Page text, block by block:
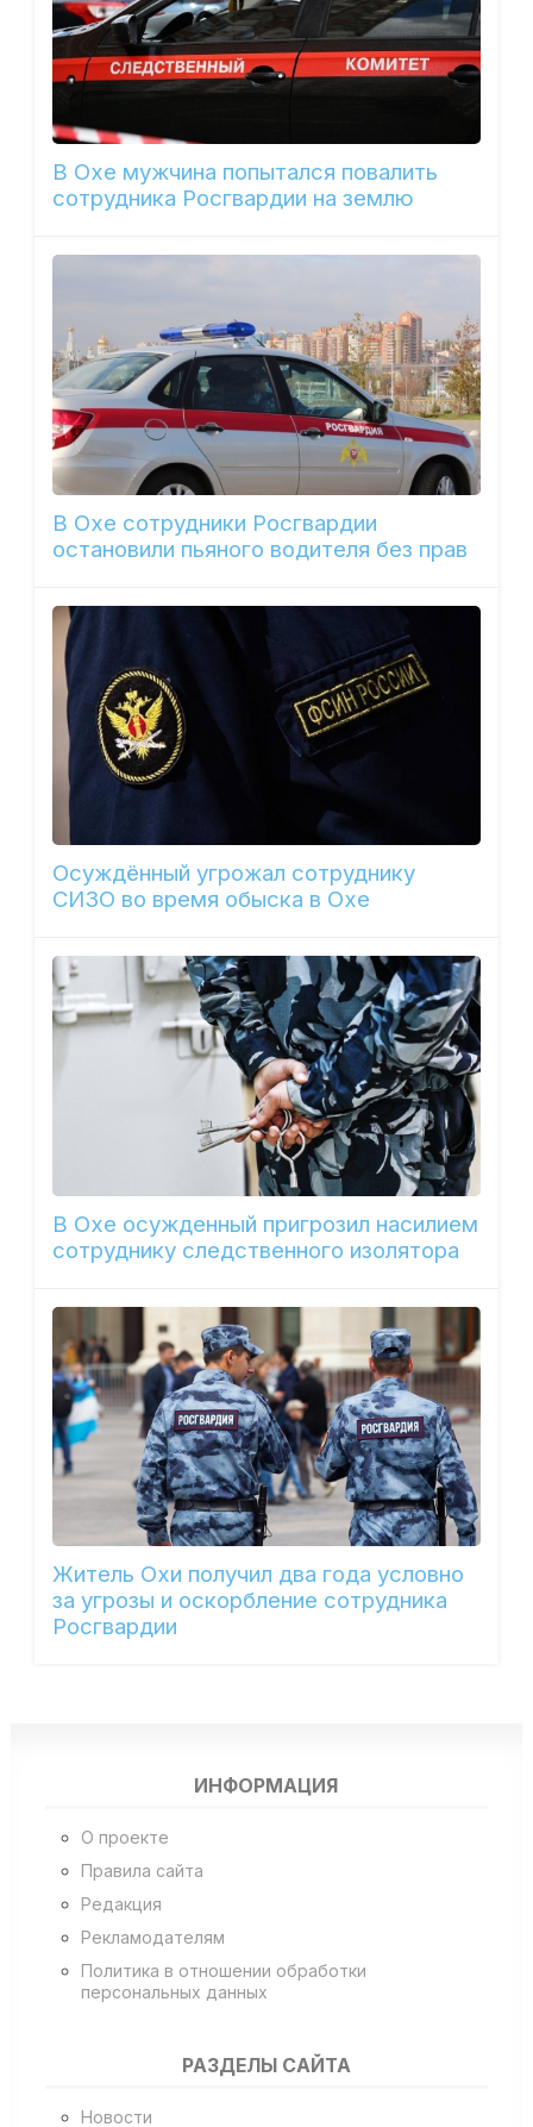
В Охе мужчина попытался повалить
сотрудника Росгвардии на землю
В Охе сотрудники Росгвардии
остановили пьяного водителя без прав
Осуждённый угрожал сотруднику
СИЗО во время обыска в Охе
В Охе осужденный пригрозил насилием
сотруднику следственного изолятора
Житель Охи получил два года условно
за угрозы и оскорбление сотрудника
Росгвардии
ИНФОРМАЦИЯ
О проекте
Правила сайта
Редакция
Рекламодателям
Политика в отношении обработки
персональных данных
РАЗДЕЛЫ САЙТА
Новости